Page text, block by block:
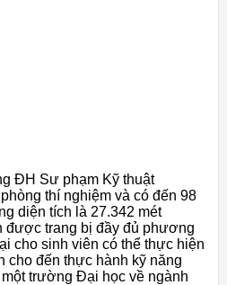
ĐH Sư phạm Kỹ thuật
thí nghiệm và có đến 98
diện tích là 27.342 mét
được trang bị đầy đủ phương
cho sinh viên có thể thực hiện
cho đến thực hành kỹ năng
trường Đại học về ngành